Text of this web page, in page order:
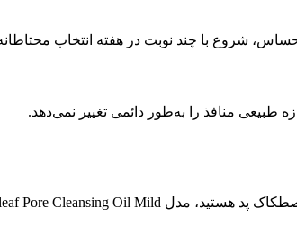
شروع با چند نوبت در هفته انتخاب
طبیعی منافذ را به‌طور دائمی تغییر نمی‌دهد.